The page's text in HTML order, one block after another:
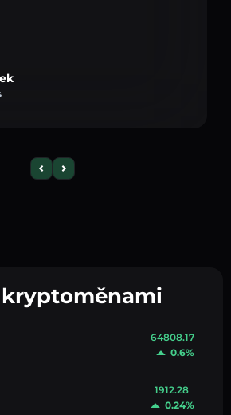
kryptoměnami
64808.17
0.6%
1912.28
0.24%